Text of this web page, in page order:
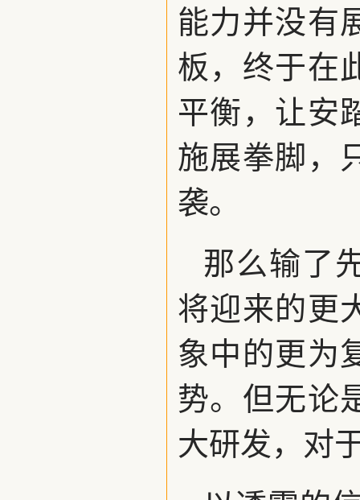
能力并没有
板，终于在
平衡，让安
施展拳脚，
袭。
那么输了
将迎来的更
象中的更为
势。但无论
大研发，对